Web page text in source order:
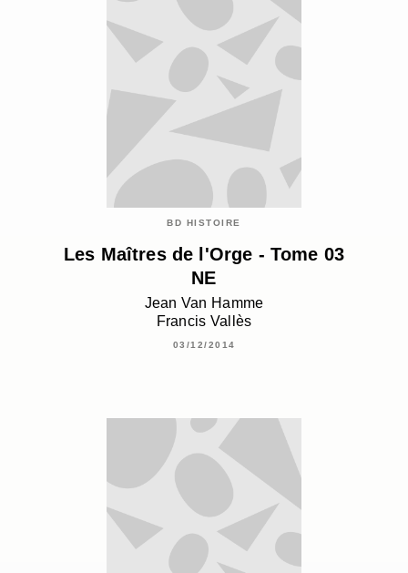
BD HISTOIRE
Les Maîtres de l'Orge - Tome 03
NE
Jean Van Hamme
Francis Vallès
03/12/2014